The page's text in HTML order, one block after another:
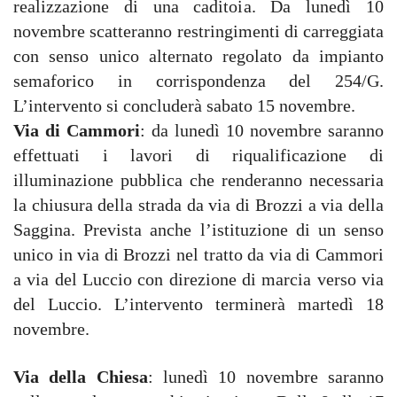
realizzazione di una caditoia. Da lunedì 10
novembre scatteranno restringimenti di carreggiata
con senso unico alternato regolato da impianto
semaforico in corrispondenza del 254/G.
L’intervento si concluderà sabato 15 novembre.
Via di Cammori: da lunedì 10 novembre saranno
effettuati i lavori di riqualificazione di
illuminazione pubblica che renderanno necessaria
la chiusura della strada da via di Brozzi a via della
Saggina. Prevista anche l’istituzione di un senso
unico in via di Brozzi nel tratto da via di Cammori
a via del Luccio con direzione di marcia verso via
del Luccio. L’intervento terminerà martedì 18
novembre.
Via della Chiesa: lunedì 10 novembre saranno